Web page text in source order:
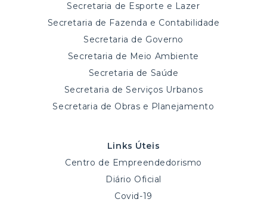
Secretaria de Esporte e Lazer
Secretaria de Fazenda e Contabilidade
Secretaria de Governo
Secretaria de Meio Ambiente
Secretaria de Saúde
Secretaria de Serviços Urbanos
Secretaria de Obras e Planejamento
Links Úteis
Centro de Empreendedorismo
Diário Oficial
Covid-19